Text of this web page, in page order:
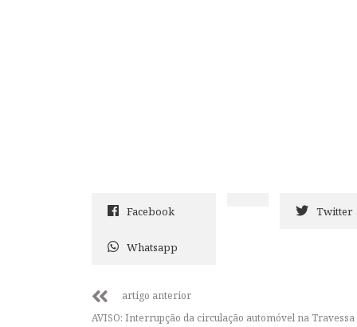
Facebook Twitter
Whatsapp
artigo anterior
AVISO: Interrupção da circulação automóvel na Travessa